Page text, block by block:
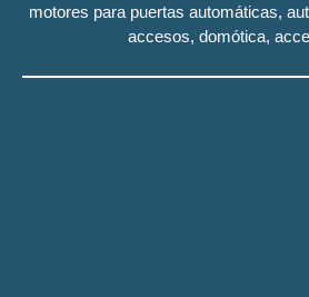
motores para puertas automáticas,
accesos, domótica,